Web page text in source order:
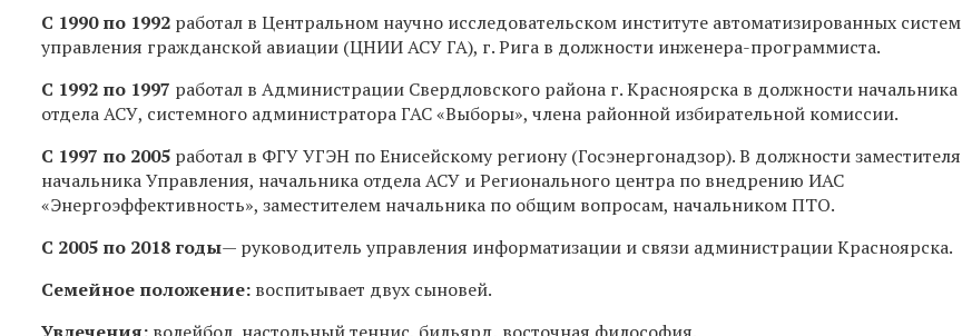
С 1990 по 1992 работал в Центральном научно исследовательском институте автоматизированных систем
управления гражданской авиации (ЦНИИ АСУ ГА), г. Рига в должности инженера-программиста.
С 1992 по 1997 работал в Администрации Свердловского района г. Красноярска в должности начальника
отдела АСУ, системного администратора ГАС «Выборы», члена районной избирательной комиссии.
С 1997 по 2005 работал в ФГУ УГЭН по Енисейскому региону (Госэнергонадзор). В должности заместителя
начальника Управления, начальника отдела АСУ и Регионального центра по внедрению ИАС
«Энергоэффективность», заместителем начальника по общим вопросам, начальником ПТО.
С 2005 по 2018 годы— руководитель управления информатизации и связи администрации Красноярска.
Семейное положение: воспитывает двух сыновей.